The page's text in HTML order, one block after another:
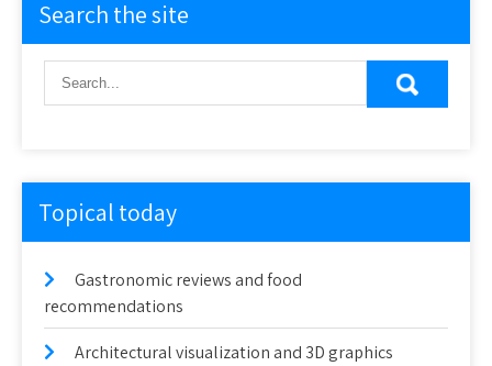
Search the site
Topical today
Gastronomic reviews and food
recommendations
Architectural visualization and 3D graphics